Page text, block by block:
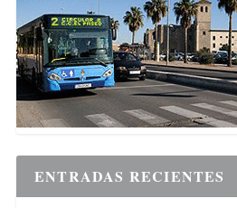
ENTRADAS RECIENTES